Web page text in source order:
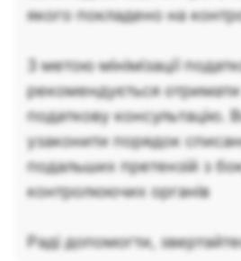
якого покладено на
З метою мінімізації
рекомендується отримати
податкову консультацію.
узаконити порядок
подальших претензій з
контролюючих органів
Раді допомогти,